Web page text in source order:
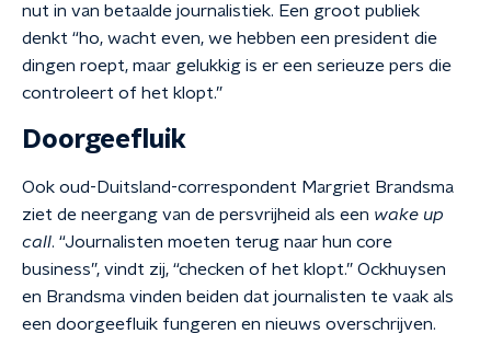
nut in van betaalde journalistiek. Een groot publiek
denkt “ho, wacht even, we hebben een president die
dingen roept, maar gelukkig is er een serieuze pers die
controleert of het klopt.”
Doorgeefluik
Ook oud-Duitsland-correspondent Margriet Brandsma
ziet de neergang van de persvrijheid als een wake up
call. “Journalisten moeten terug naar hun core
business”, vindt zij, “checken of het klopt.” Ockhuysen
en Brandsma vinden beiden dat journalisten te vaak als
een doorgeefluik fungeren en nieuws overschrijven.